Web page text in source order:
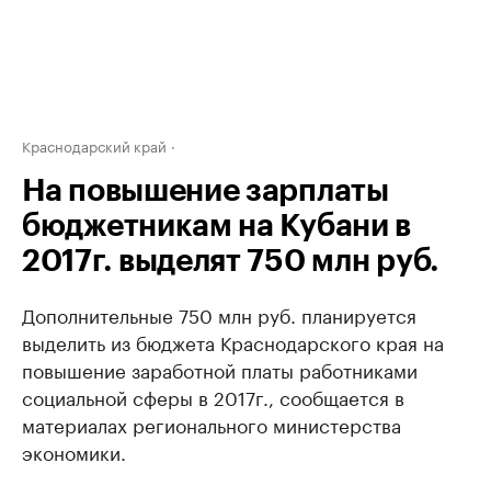
Краснодарский край
На повышение зарплаты
бюджетникам на Кубани в
2017г. выделят 750 млн руб.
Дополнительные 750 млн руб. планируется
выделить из бюджета Краснодарского края на
повышение заработной платы работниками
социальной сферы в 2017г., сообщается в
материалах регионального министерства
экономики.